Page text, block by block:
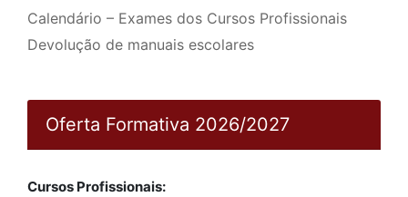
Calendário – Exames dos Cursos Profissionais
Devolução de manuais escolares
Oferta Formativa 2026/2027
Cursos Profissionais: